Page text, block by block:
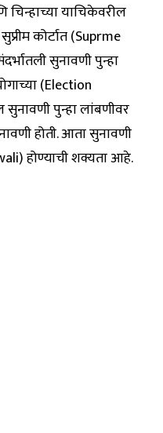
चिन्हाच्या याचिकेवरील
कोर्टात (Suprme
सुनावणी पुन्हा
(Election
सुनावणी पुन्हा लांबणीवर
होती. आता सुनावणी
होण्याची शक्यता आहे.